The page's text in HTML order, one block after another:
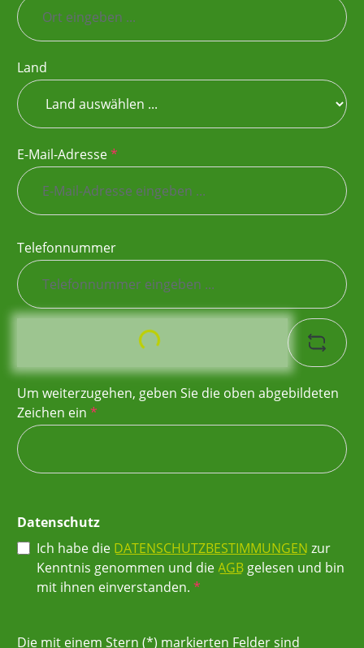
Land
E-Mail-Adresse*
Telefonnummer
Loading...
Um weiterzugehen, geben Sie die oben abgebildeten
Zeichen ein *
Datenschutz
Ich habe die DATENSCHUTZBESTIMMUNGEN zur
Kenntnis genommen und die AGB gelesen und bin
mit ihnen einverstanden. *
Die mit einem Stern (*) markierten Felder sind